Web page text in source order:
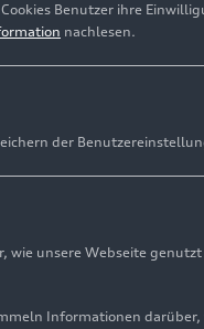
Benutzer ihre
nachlesen.
der
unsere Webseite
Informationen